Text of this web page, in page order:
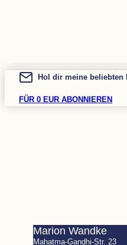
Hol dir meine
FÜR 0 EUR ABONNIEREN
Marion Wandke
Mahatma-Gandhi-Str. 23